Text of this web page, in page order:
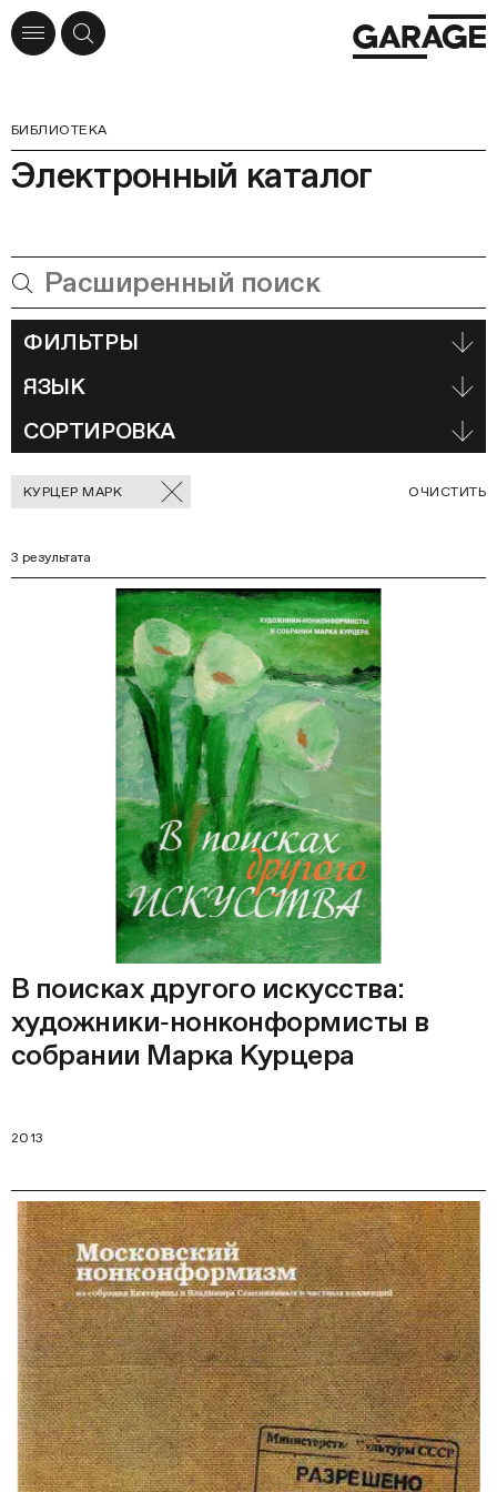
БИБЛИОТЕКА
Электронный каталог
ФИЛЬТРЫ
ЯЗЫК
СОРТИРОВКА
Отмеченные
фильтры
КУРЦЕР МАРК ОЧИСТИТЬ
3 результата
В поисках другого искусства:
художники‑нонконформисты в
собрании Марка Курцера
2013